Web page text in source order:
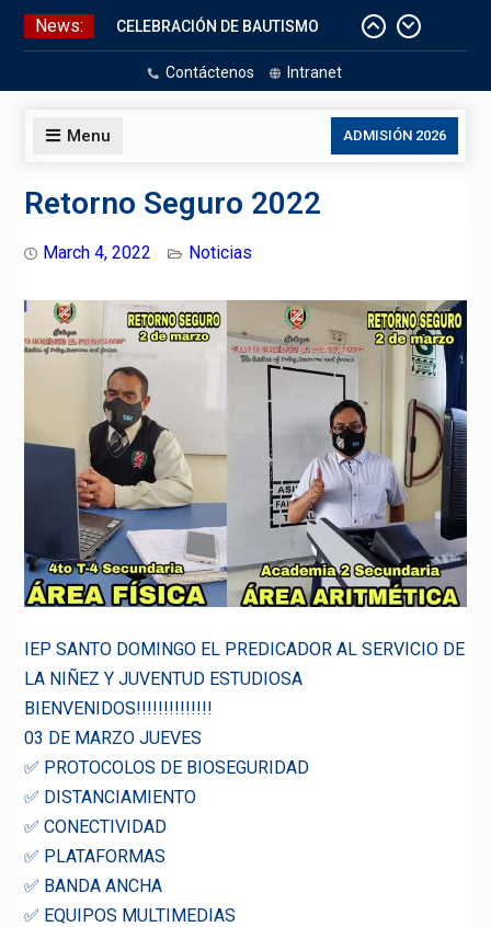
Skip
News:
Aniversario Patrio
CELEBRACIÓN DE BAUTISMO
Pizarras Inteligentes
Contáctenos Intranet
Menu ADMISIÓN 2026
Retorno Seguro 2022
March 4, 2022 Noticias
IEP SANTO DOMINGO EL PREDICADOR AL SERVICIO DE
LA NIÑEZ Y JUVENTUD ESTUDIOSA
BIENVENIDOS!!!!!!!!!!!!!!
03 DE MARZO JUEVES
✅ PROTOCOLOS DE BIOSEGURIDAD
✅ DISTANCIAMIENTO
✅ CONECTIVIDAD
✅ PLATAFORMAS
✅ BANDA ANCHA
✅ EQUIPOS MULTIMEDIAS